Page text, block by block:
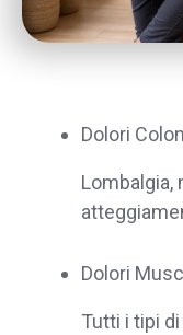
Dolori
Lombalgia,
Dolori
Tutti i tipi